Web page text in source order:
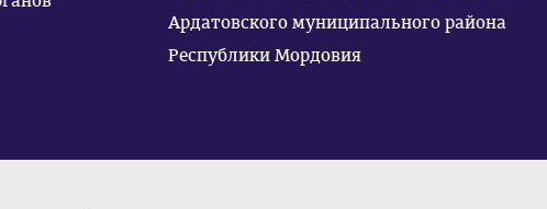
Ардатовского муниципального района
Республики Мордовия